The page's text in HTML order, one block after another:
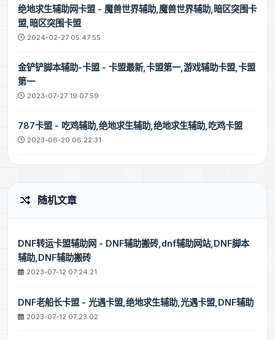
绝地求生辅助网卡盟 - 魔兽世界辅助,魔兽世界辅助,暗区突围卡
盟,暗区突围卡盟
2024-02-27 05:47:55
金铲铲脚本辅助-卡盟 - 卡盟最新,卡盟第一,游戏辅助卡盟,卡盟
第一
2023-07-27 19:07:59
787卡盟 - 吃鸡辅助,绝地求生辅助,绝地求生辅助,吃鸡卡盟
2023-06-20 06:22:31
随机文章
DNF转运卡盟辅助网 - DNF辅助搬砖,dnf辅助网站,DNF脚本
辅助,DNF辅助搬砖
2023-07-12 07:24:21
DNF老船长卡盟 - 光遇卡盟,绝地求生辅助,光遇卡盟,DNF辅助
2023-07-12 07:23:02